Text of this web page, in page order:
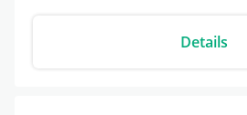
Details